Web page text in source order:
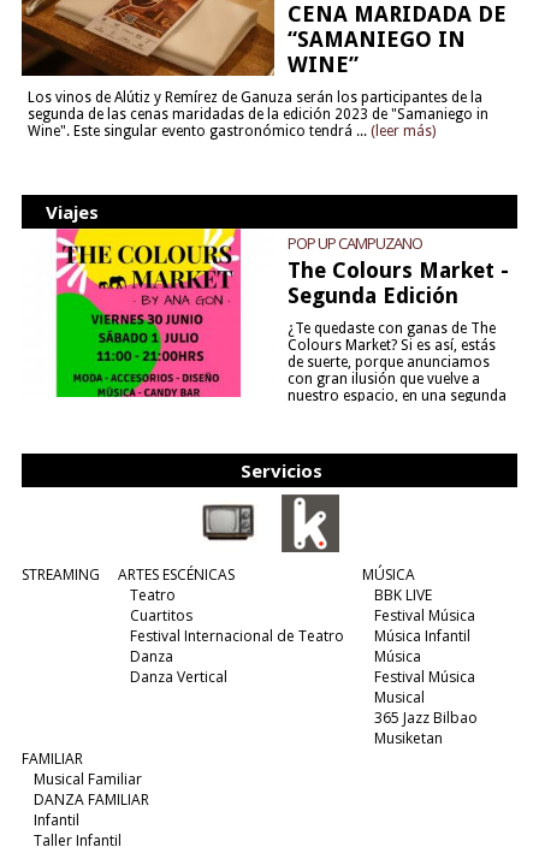
CENA MARIDADA DE
“SAMANIEGO IN
WINE”
Los vinos de Alútiz y Remírez de Ganuza serán los participantes de la
segunda de las cenas maridadas de la edición 2023 de "Samaniego in
Wine". Este singular evento gastronómico tendrá ... (leer más)
Viajes
POP UP CAMPUZANO
The Colours Market -
Segunda Edición
¿Te quedaste con ganas de The
Colours Market? Si es así, estás
de suerte, porque anunciamos
con gran ilusión que vuelve a
nuestro espacio, en una segunda
Servicios
STREAMING
ARTES ESCÉNICAS
Teatro
Cuartitos
Festival Internacional de Teatro
Danza
Danza Vertical
MÚSICA
BBK LIVE
Festival Música
Música Infantil
Música
Festival Música
Musical
365 Jazz Bilbao
Musiketan
FAMILIAR
Musical Familiar
DANZA FAMILIAR
Infantil
Taller Infantil